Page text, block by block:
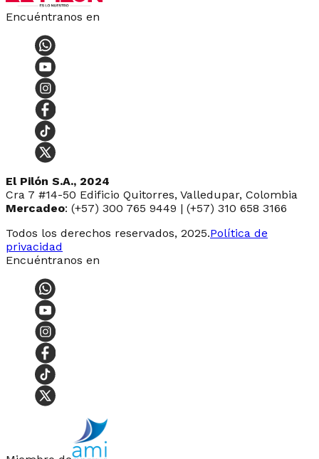
Encuéntranos en
El Pilón S.A., 2024
Cra 7 #14-50 Edificio Quitorres, Valledupar, Colombia
Mercadeo: (+57) 300 765 9449 | (+57) 310 658 3166
Todos los derechos reservados, 2025.Política de
privacidad
Encuéntranos en